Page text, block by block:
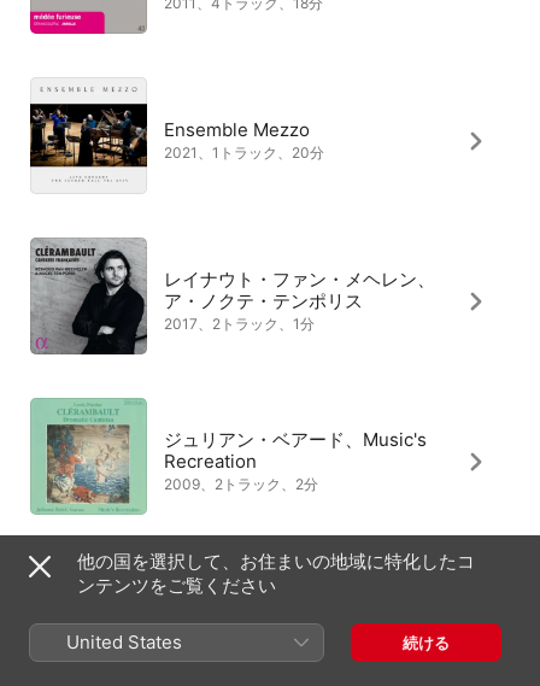
Ensemble Mezzo
2021、1トラック、20分
レイナウト・ファン・メヘレン、
ア・ノクテ・テンポリス
2017、2トラック、1分
ジュリアン・ベアード、Music's
Recreation
2009、2トラック、2分
アンサンブル・アマリリス、ステ
ファニー・ドゥストラック
2008、4トラック、18分
他の国を選択して、お住まいの地域に特化したコ
ンテンツをご覧ください
United States 続ける